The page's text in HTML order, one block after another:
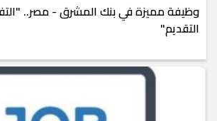
وظيفة مميزة في بنك المشرق - مصر..
التقديم"